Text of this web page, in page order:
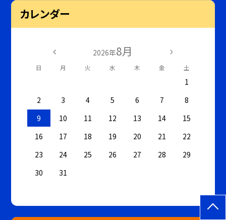
カレンダー
2026年8月
日 月 火 水 木 金 土
1
2
3 4 5 6 7
8
9
10 11 12 13 14
15
16
17 18 19 20 21
22
23
24 25 26 27 28
29
30
31